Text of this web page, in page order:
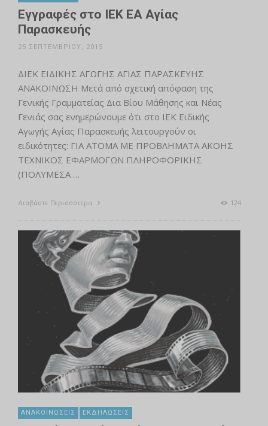
Εγγραφές στο ΙΕΚ ΕΑ Αγίας
Παρασκευής
25 ΣΕΠΤΕΜΒΡΊΟΥ, 2015
ΔΙΕΚ ΕΙΔΙΚΗΣ ΑΓΩΓΗΣ ΑΓΙΑΣ ΠΑΡΑΣΚΕΥΗΣ
ΑΝΑΚΟΙΝΩΣΗ Μετά από σχετική απόφαση της
Γενικής Γραμματείας Δια Βίου Μάθησης και Νέας
Γενιάς σας ενημερώνουμε ότι στο ΙΕΚ Ειδικής
Αγωγής Αγίας Παρασκευής λειτουργούν οι
ειδικότητες: ΓΙΑ ΑΤΟΜΑ ΜΕ ΠΡΟΒΛΗΜΑΤΑ ΑΚΟΗΣ
ΤΕΧΝΙΚΟΣ ΕΦΑΡΜΟΓΩΝ ΠΛΗΡΟΦΟΡΙΚΗΣ
(ΠΟΛΥΜΕΣΑ …
Διαβάστε Περισσότερα 124
ΑΝΑΚΟΙΝΏΣΕΙΣ ΕΚΔΗΛΏΣΕΙΣ